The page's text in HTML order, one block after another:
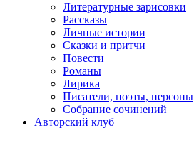
Литературные зарисовки
Рассказы
Личные истории
Сказки и притчи
Повести
Романы
Лирика
Писатели, поэты, персоны
Собрание сочинений
Авторский клуб